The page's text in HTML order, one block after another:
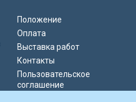
Положение
Оплата
Выставка работ
Контакты
Пользовательское
соглашение